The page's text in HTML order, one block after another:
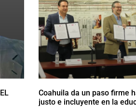
Coahuila da un paso firme
justo e incluyente en la